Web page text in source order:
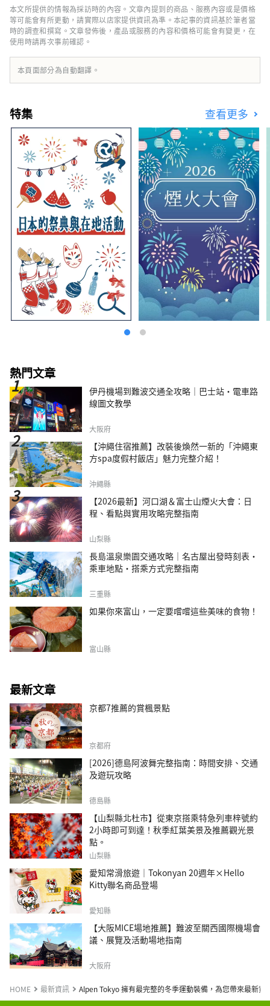
和服務選擇，以滿足所有運動愛好者的需求。
本文所提供的情報為採訪時的內容。文章內提到的商品、服務內容或是價格
等可能會有所更動，請實際以店家提供資訊為準。本記事的資訊基於筆者當
時的調查和撰寫。文章發佈後，產品或服務的內容和價格可能會有變更，在
使用時請再次事前確認。
本頁面部分為自動翻譯。
特集 查看更多
熱門文章
伊丹機場到難波交通全攻略｜巴士站・電車路
線圖文教學
大阪府
【沖繩住宿推薦】改裝後煥然一新的「沖繩東
方spa度假村飯店」魅力完整介紹！
沖繩縣
【2026最新】河口湖＆富士山煙火大會：日
程、看點與實用攻略完整指南
山梨縣
長島溫泉樂園交通攻略｜名古屋出發時刻表・
乘車地點・搭乘方式完整指南
三重縣
如果你來富山，一定要嚐嚐這些美味的食物！
富山縣
最新文章
京都7推薦的賞楓景點
京都府
[2026]德島阿波舞完整指南：時間安排、交通
及遊玩攻略
德島縣
【山梨縣北杜市】從東京搭乘特急列車梓號約
2小時即可到達！秋季紅葉美景及推薦觀光景
點。
山梨縣
愛知常滑旅遊｜Tokonyan 20週年×Hello
Kitty聯名商品登場
愛知縣
【大阪MICE場地推薦】難波至關西國際機場會
議、展覽及活動場地指南
大阪府
HOME 最新資訊 Alpen Tokyo 擁有最完整的冬季運動裝備，為您帶來最新資